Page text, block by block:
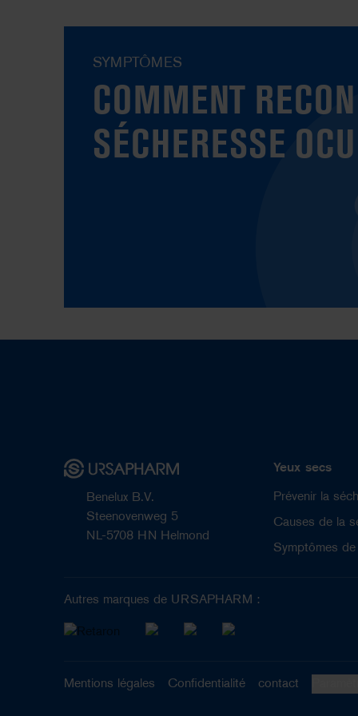
SYMPTÔMES
COMMENT
SÉCHERESSE
Benelux B.V.
Steenovenweg 5
NL-5708 HN Helmond
Yeux secs
Prévenir la
Causes de la
Symptômes
Autres marques de URSAPHARM :
Mentions légales Confidentialité contact